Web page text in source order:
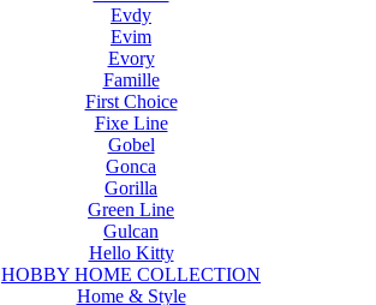
Evdy
Evim
Evory
Famille
First Choice
Fixe Line
Gobel
Gonca
Gorilla
Green Line
Gulcan
Hello Kitty
HOBBY HOME COLLECTION
Home & Style